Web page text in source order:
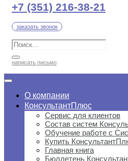
+7 (351) 216-38-21
заказать звонок
написать письмо
О компании
КонсультантПлюс
Сервис для клиентов
Состав систем
Обучение работе с
Купить
Главная книга
Бюллетень